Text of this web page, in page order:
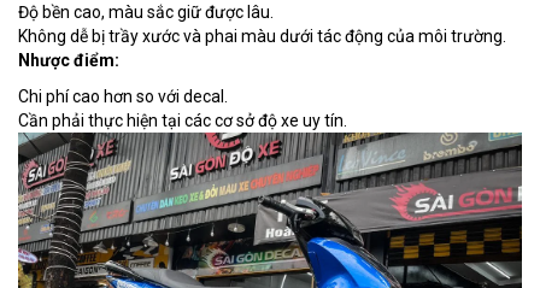
Độ bền cao, màu sắc giữ được lâu.
Không dễ bị trầy xước và phai màu dưới tác động của môi trường.
Nhược điểm:
Chi phí cao hơn so với decal.
Cần phải thực hiện tại các cơ sở độ xe uy tín.